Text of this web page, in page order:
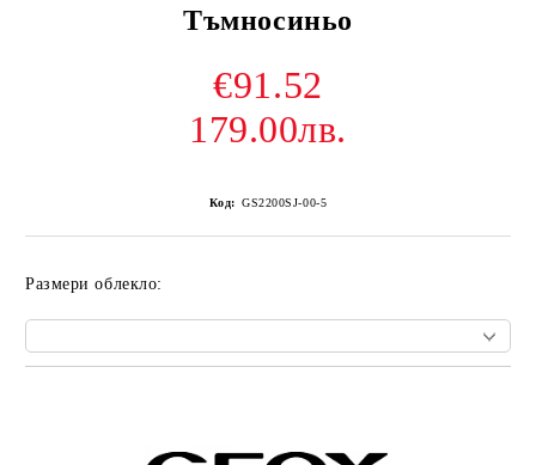
Тъмносиньо
€91.52
179.00лв.
Код: GS2200SJ-00-5
Размери облекло: